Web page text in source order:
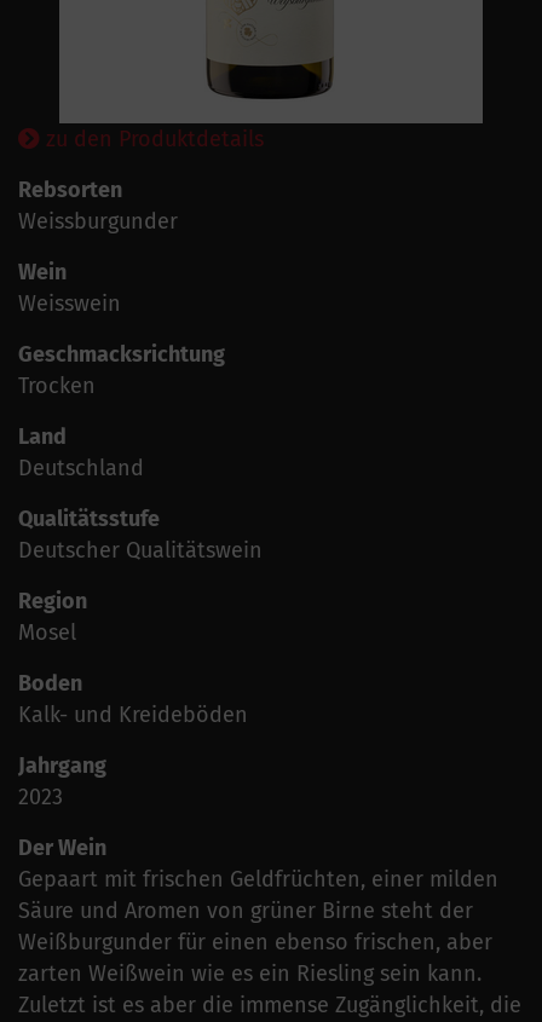
zu den Produktdetails
Rebsorten
Weissburgunder
Wein
Weisswein
Geschmacksrichtung
Trocken
Land
Deutschland
Qualitätsstufe
Deutscher Qualitätswein
Region
Mosel
Boden
Kalk- und Kreideböden
Jahrgang
2023
Der Wein
Gepaart mit frischen Geldfrüchten, einer milden
Säure und Aromen von grüner Birne steht der
Weißburgunder für einen ebenso frischen, aber
zarten Weißwein wie es ein Riesling sein kann.
Zuletzt ist es aber die immense Zugänglichkeit, die